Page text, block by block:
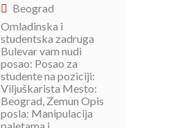
Beograd
Omladinska i
studentska zadruga
Bulevar vam nudi
posao: Posao za
studente na poziciji:
Viljuškarista Mesto:
Beograd, Zemun Opis
posla: Manipulacija